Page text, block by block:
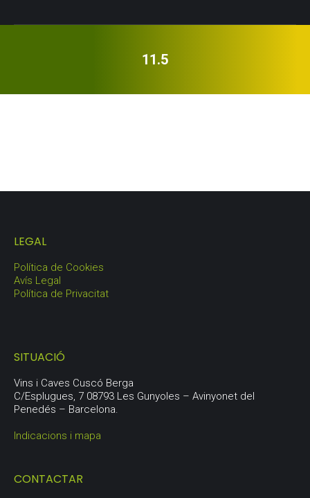
11.5
LEGAL
Política de Cookies
Avís Legal
Política de Privacitat
SITUACIÓ
Vins i Caves Cuscó Berga
C/Esplugues, 7 08793 Les Gunyoles – Avinyonet del
Penedés – Barcelona.
Indicacions i mapa
CONTACTAR